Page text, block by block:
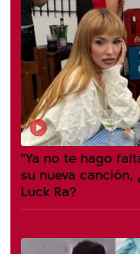
"Ya no te hago
su nueva
Luck Ra?